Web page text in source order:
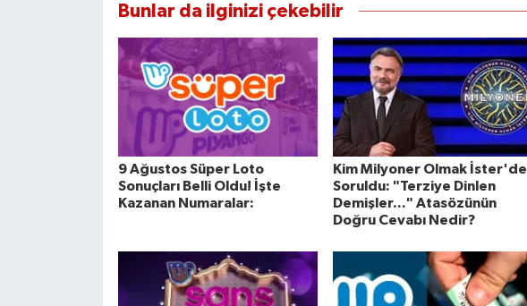
Bunlar da ilginizi çekebilir
9 Ağustos Süper Loto
Sonuçları Belli Oldu! İşte
Kazanan Numaralar:
Kim Milyoner Olmak İster'de
Soruldu: "Terziye Dinlen
Demişler..." Atasözünün
Doğru Cevabı Nedir?